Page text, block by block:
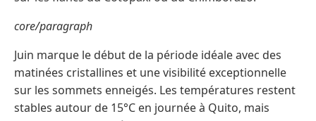
core/paragraph
Juin marque le début de la période idéale avec des
matinées cristallines et une visibilité exceptionnelle
sur les sommets enneigés. Les températures restent
stables autour de 15°C en journée à Quito, mais